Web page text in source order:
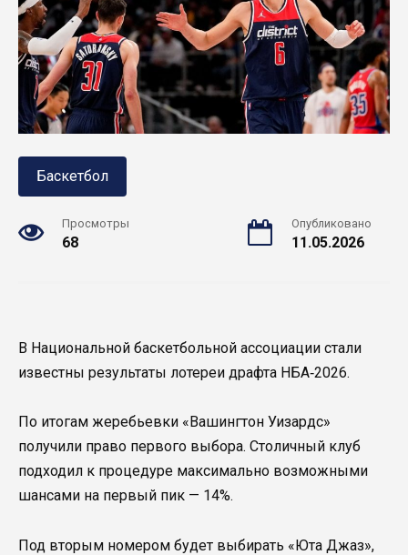
Баскетбол
Просмотры
68
Опубликовано
11.05.2026
В Национальной баскетбольной ассоциации стали
известны результаты лотереи драфта НБА‑2026.
По итогам жеребьевки «Вашингтон Уизардс»
получили право первого выбора. Столичный клуб
подходил к процедуре максимально возможными
шансами на первый пик — 14%.
Под вторым номером будет выбирать «Юта Джаз»,